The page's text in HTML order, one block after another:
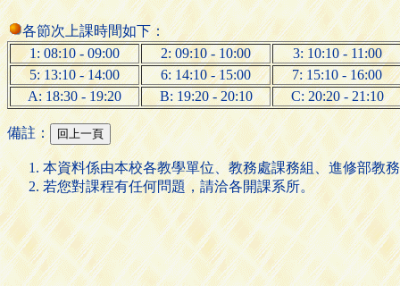
各節次上課時間如下：
1: 08:10 - 09:00
2: 09:10 - 10:00
3: 10:10 - 11:00
5: 13:10 - 14:00
6: 14:10 - 15:00
7: 15:10 - 16:00
A: 18:30 - 19:20
B: 19:20 - 20:10 C: 20:20 - 21:10
備註：
本資料係由本校各教學單位、教務處課務組、進修部教
若您對課程有任何問題，請洽各開課系所。